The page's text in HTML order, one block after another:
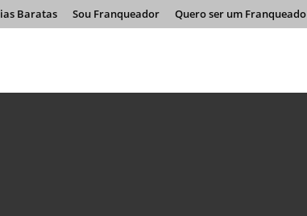
Baratas Sou Franqueador Quero ser um Franqueado